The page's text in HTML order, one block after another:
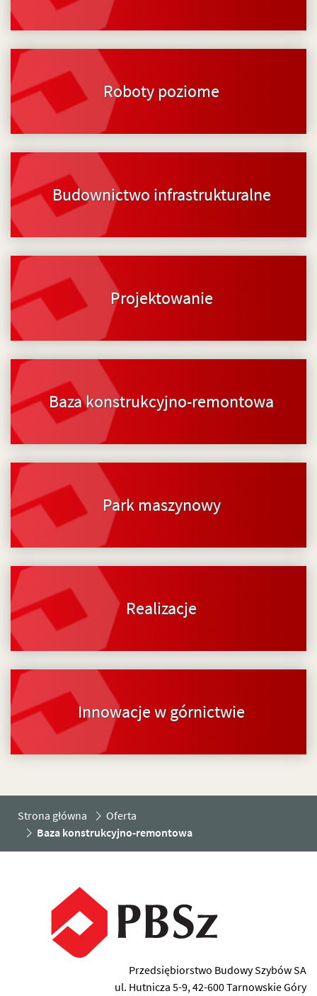
Roboty poziome
Budownictwo infrastrukturalne
Projektowanie
Baza konstrukcyjno-remontowa
Park maszynowy
Realizacje
Innowacje w górnictwie
Strona główna
Oferta
Baza konstrukcyjno-remontowa
Przedsiębiorstwo Budowy Szybów SA
ul. Hutnicza 5-9, 42-600 Tarnowskie Góry